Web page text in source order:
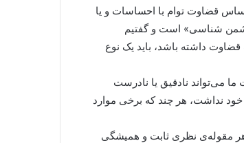
قضاوت توام با احساسات و یا
شناسی» است و گفتیم
داشته باشد، باید یک نوع
می‌تواند نادقیق یا نادرست
خود نداشت، هر چند که برخی موارد
مقوله‌ی نظری ثابت و همیشگی